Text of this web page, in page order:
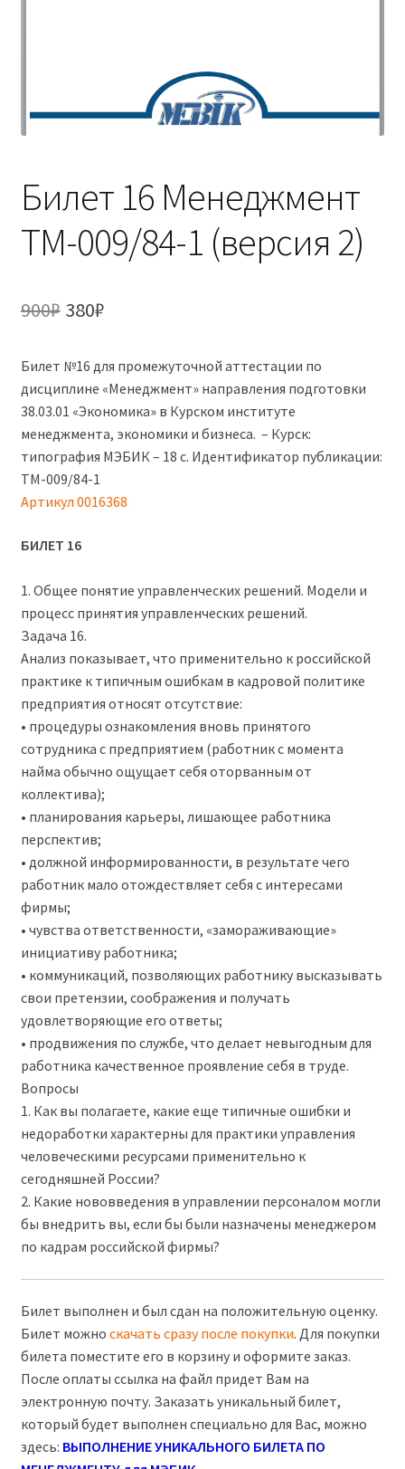
38.04.04 Государственное и муниципальное
управление 2,5 года (Магистратура)
Билет 16 Менеджмент
ТМ-009/84-1 (версия 2)
900₽ Первоначальная
составляла
900₽.
380₽Текущая
380₽.
Билет №16 для промежуточной аттестации по
дисциплине «Менеджмент» направления подготовки
38.03.01 «Экономика» в Курском институте
менеджмента, экономики и бизнеса. – Курск:
типография МЭБИК – 18 с. Идентификатор публикации:
ТМ-009/84-1
Артикул 0016368
БИЛЕТ 16
1. Общее понятие управленческих решений. Модели и
процесс принятия управленческих решений.
Задача 16.
Анализ показывает, что применительно к российской
практике к типичным ошибкам в кадровой политике
предприятия относят отсутствие:
• процедуры ознакомления вновь принятого
сотрудника с предприятием (работник с момента
найма обычно ощущает себя оторванным от
коллектива);
• планирования карьеры, лишающее работника
перспектив;
• должной информированности, в результате чего
работник мало отождествляет себя с интересами
фирмы;
• чувства ответственности, «замораживающие»
инициативу работника;
• коммуникаций, позволяющих работнику высказывать
свои претензии, соображения и получать
удовлетворяющие его ответы;
• продвижения по службе, что делает невыгодным для
работника качественное проявление себя в труде.
Вопросы
1. Как вы полагаете, какие еще типичные ошибки и
недоработки характерны для практики управления
человеческими ресурсами применительно к
сегодняшней России?
2. Какие нововведения в управлении персоналом могли
бы внедрить вы, если бы были назначены менеджером
по кадрам российской фирмы?
Билет выполнен и был сдан на положительную оценку.
Билет можно скачать сразу после покупки. Для покупки
билета поместите его в корзину и оформите заказ.
После оплаты ссылка на файл придет Вам на
электронную почту. Заказать уникальный билет,
который будет выполнен специально для Вас, можно
здесь: ВЫПОЛНЕНИЕ УНИКАЛЬНОГО БИЛЕТА ПО